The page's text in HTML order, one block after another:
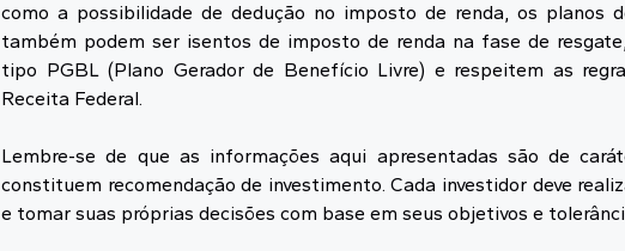
como a possibilidade de dedução no imposto de renda, os planos
também podem ser isentos de imposto de renda na fase de
tipo PGBL (Plano Gerador de Benefício Livre) e respeitem as
Receita Federal.
Lembre-se de que as informações aqui apresentadas são de
constituem recomendação de investimento. Cada investidor deve
e tomar suas próprias decisões com base em seus objetivos e